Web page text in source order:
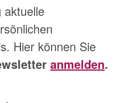
aktuelle
Hier können Sie
anmelden.